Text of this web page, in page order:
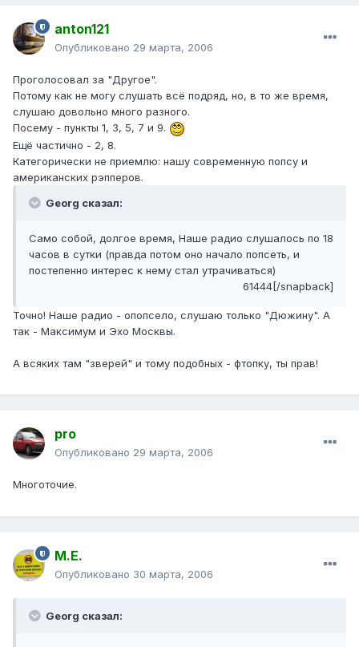
anton121
Опубликовано 29 марта, 2006
Проголосовал за "Другое".
Потому как не могу слушать всё подряд, но, в то же время,
слушаю довольно много разного.
Посему - пункты 1, 3, 5, 7 и 9.
Ещё частично - 2, 8.
Категорически не приемлю: нашу современную попсу и
американских рэпперов.
Georg сказал:
Само собой, долгое время, Наше радио слушалось по 18
часов в сутки (правда потом оно начало попсеть, и
постепенно интерес к нему стал утрачиваться)
61444[/snapback]
Точно! Наше радио - опопсело, слушаю только "Дюжину". А
так - Максимум и Эхо Москвы.
А всяких там "зверей" и тому подобных - фтопку, ты прав!
pro
Опубликовано 29 марта, 2006
Многоточие.
М.Е.
Опубликовано 30 марта, 2006
Georg сказал: